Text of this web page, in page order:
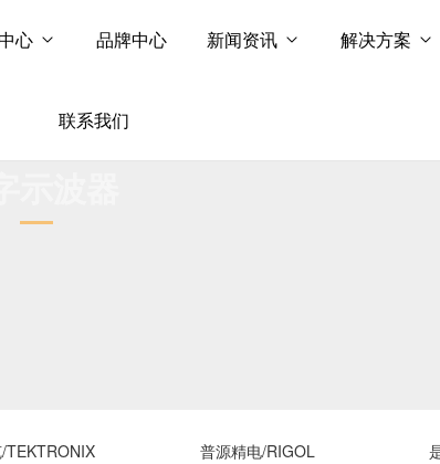
心 品牌中心 新闻资讯 解决方案
联系我们
TEKTRONIX 普源精电/RIGOL